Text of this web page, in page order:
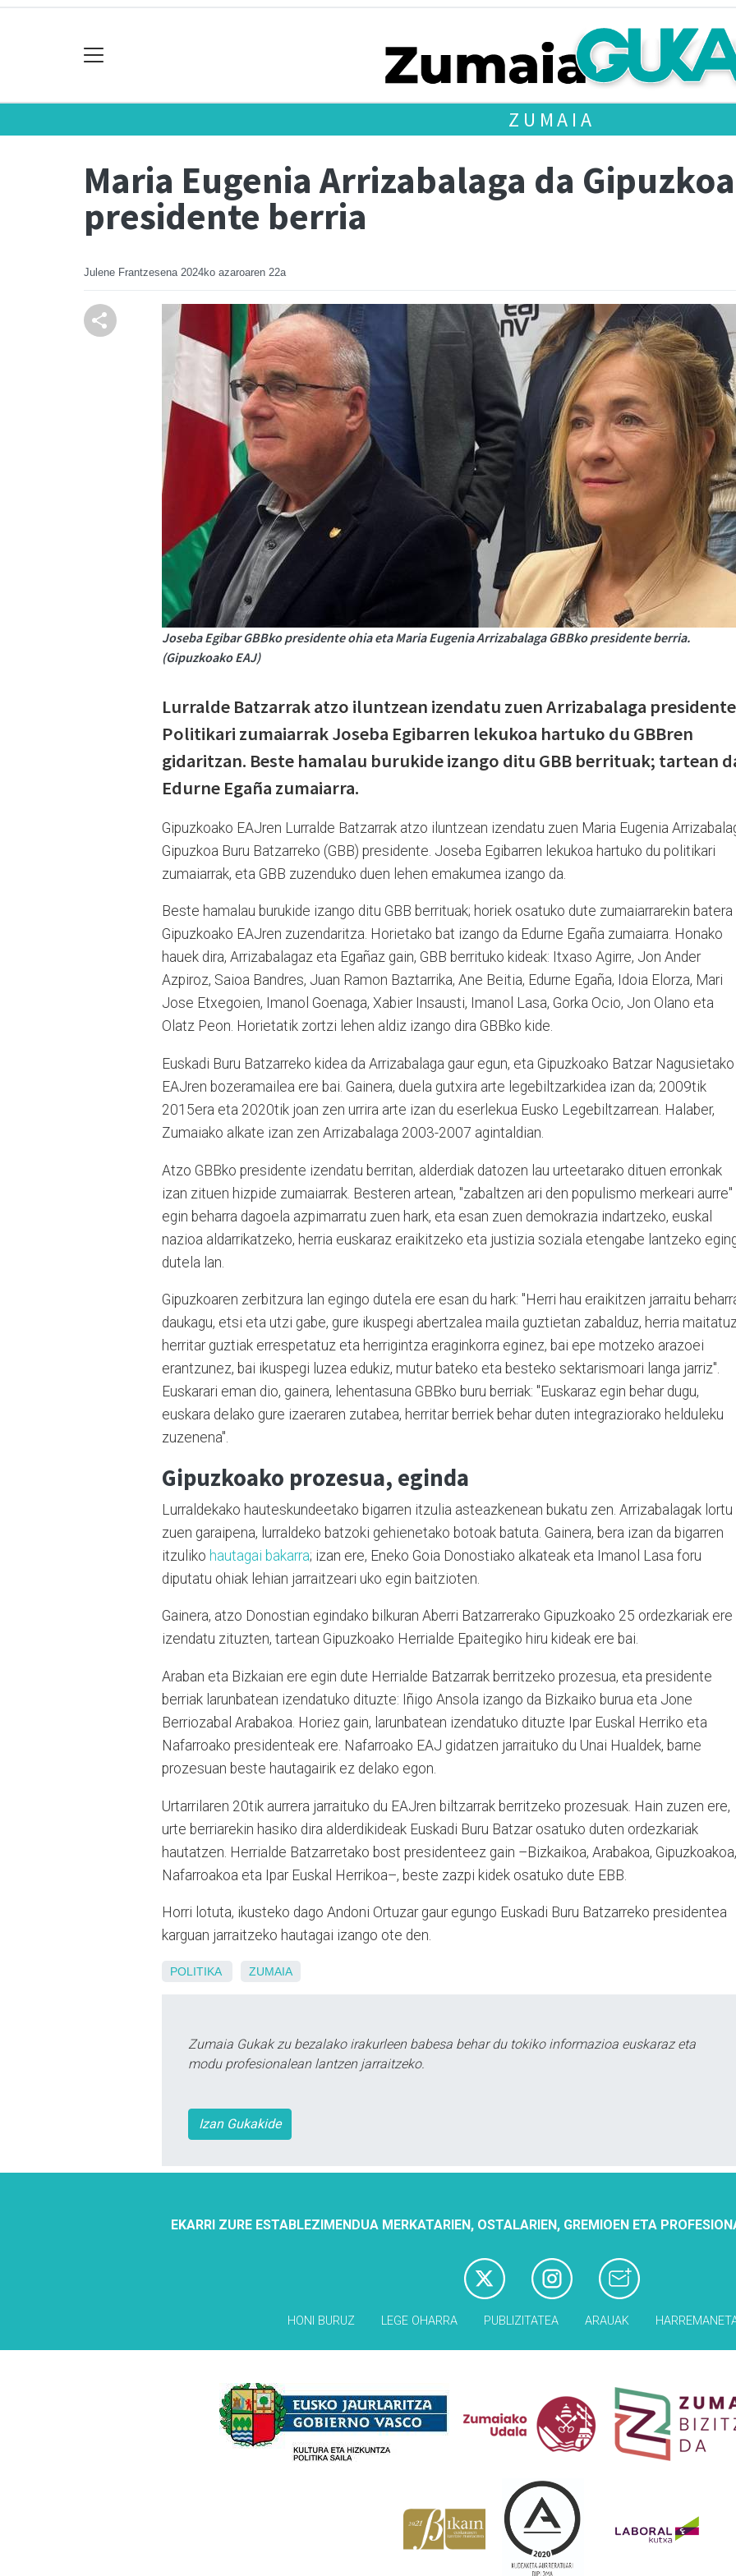
ZUMAIA
Maria Eugenia Arrizabalaga da
presidente berria
Julene Frantzesena 2024ko azaroaren 22a
Joseba Egibar GBBko presidente ohia eta Maria Eugenia Arrizabalaga GBBko presidente berria.
(Gipuzkoako EAJ)
Lurralde Batzarrak atzo iluntzean izendatu zuen Arrizabalaga
Politikari zumaiarrak Joseba Egibarren lekukoa hartuko du GBBren
gidaritzan. Beste hamalau burukide izango ditu GBB berrituak; tartean
Edurne Egaña zumaiarra.
Gipuzkoako EAJren Lurralde Batzarrak atzo iluntzean izendatu zuen Maria Eugenia
Gipuzkoa Buru Batzarreko (GBB) presidente. Joseba Egibarren lekukoa hartuko du politikari
zumaiarrak, eta GBB zuzenduko duen lehen emakumea izango da.
Beste hamalau burukide izango ditu GBB berrituak; horiek osatuko dute zumaiarrarekin batera
Gipuzkoako EAJren zuzendaritza. Horietako bat izango da Edurne Egaña zumaiarra. Honako
hauek dira, Arrizabalagaz eta Egañaz gain, GBB berrituko kideak: Itxaso Agirre, Jon Ander
Azpiroz, Saioa Bandres, Juan Ramon Baztarrika, Ane Beitia, Edurne Egaña, Idoia Elorza, Mari
Jose Etxegoien, Imanol Goenaga, Xabier Insausti, Imanol Lasa, Gorka Ocio, Jon Olano eta
Olatz Peon. Horietatik zortzi lehen aldiz izango dira GBBko kide.
Euskadi Buru Batzarreko kidea da Arrizabalaga gaur egun, eta Gipuzkoako Batzar Nagusietako
EAJren bozeramailea ere bai. Gainera, duela gutxira arte legebiltzarkidea izan da; 2009tik
2015era eta 2020tik joan zen urrira arte izan du eserlekua Eusko Legebiltzarrean. Halaber,
Zumaiako alkate izan zen Arrizabalaga 2003-2007 agintaldian.
Atzo GBBko presidente izendatu berritan, alderdiak datozen lau urteetarako dituen erronkak
izan zituen hizpide zumaiarrak. Besteren artean, "zabaltzen ari den populismo merkeari aurre"
egin beharra dagoela azpimarratu zuen hark, eta esan zuen demokrazia indartzeko, euskal
nazioa aldarrikatzeko, herria euskaraz eraikitzeko eta justizia soziala etengabe lantzeko
dutela lan.
Gipuzkoaren zerbitzura lan egingo dutela ere esan du hark: "Herri hau eraikitzen jarraitu
daukagu, etsi eta utzi gabe, gure ikuspegi abertzalea maila guztietan zabalduz, herria
herritar guztiak errespetatuz eta herrigintza eraginkorra eginez, bai epe motzeko arazoei
erantzunez, bai ikuspegi luzea edukiz, mutur bateko eta besteko sektarismoari langa jarriz".
Euskarari eman dio, gainera, lehentasuna GBBko buru berriak: "Euskaraz egin behar dugu,
euskara delako gure izaeraren zutabea, herritar berriek behar duten integraziorako helduleku
zuzenena".
Gipuzkoako prozesua, eginda
Lurraldekako hauteskundeetako bigarren itzulia asteazkenean bukatu zen. Arrizabalagak lortu
zuen garaipena, lurraldeko batzoki gehienetako botoak batuta. Gainera, bera izan da bigarren
itzuliko hautagai bakarra; izan ere, Eneko Goia Donostiako alkateak eta Imanol Lasa foru
diputatu ohiak lehian jarraitzeari uko egin baitzioten.
Gainera, atzo Donostian egindako bilkuran Aberri Batzarrerako Gipuzkoako 25 ordezkariak ere
izendatu zituzten, tartean Gipuzkoako Herrialde Epaitegiko hiru kideak ere bai.
Araban eta Bizkaian ere egin dute Herrialde Batzarrak berritzeko prozesua, eta presidente
berriak larunbatean izendatuko dituzte: Iñigo Ansola izango da Bizkaiko burua eta Jone
Berriozabal Arabakoa. Horiez gain, larunbatean izendatuko dituzte Ipar Euskal Herriko eta
Nafarroako presidenteak ere. Nafarroako EAJ gidatzen jarraituko du Unai Hualdek, barne
prozesuan beste hautagairik ez delako egon.
Urtarrilaren 20tik aurrera jarraituko du EAJren biltzarrak berritzeko prozesuak. Hain zuzen ere,
urte berriarekin hasiko dira alderdikideak Euskadi Buru Batzar osatuko duten ordezkariak
hautatzen. Herrialde Batzarretako bost presidenteez gain –Bizkaikoa, Arabakoa, Gipuzkoakoa,
Nafarroakoa eta Ipar Euskal Herrikoa–, beste zazpi kidek osatuko dute EBB.
Horri lotuta, ikusteko dago Andoni Ortuzar gaur egungo Euskadi Buru Batzarreko presidentea
karguan jarraitzeko hautagai izango ote den.
POLITIKA ZUMAIA
Zumaia Gukak zu bezalako irakurleen babesa behar du tokiko informazioa euskaraz eta
modu profesionalean lantzen jarraitzeko.
Izan Gukakide
EKARRI ZURE ESTABLEZIMENDUA MERKATARIEN, OSTALARIEN, GREMIOEN ETA
HONI BURUZ LEGE OHARRA PUBLIZITATEA ARAUAK